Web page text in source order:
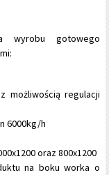
wyrobu gotowego
możliwością regulacji
6000kg/h
oraz 800x1200
na boku worka o